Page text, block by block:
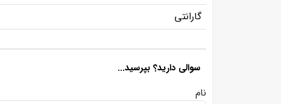
گارانتی
سوالی دارید؟ بپرسید...
نام